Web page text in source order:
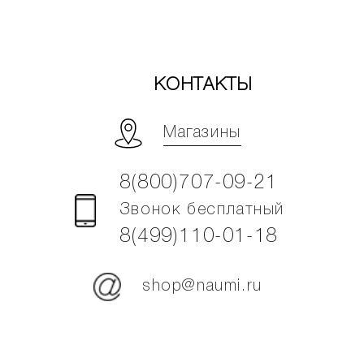
КОНТАКТЫ
Магазины
8(800)707-09-21
Звонок бесплатный
8(499)110-01-18
shop@naumi.ru